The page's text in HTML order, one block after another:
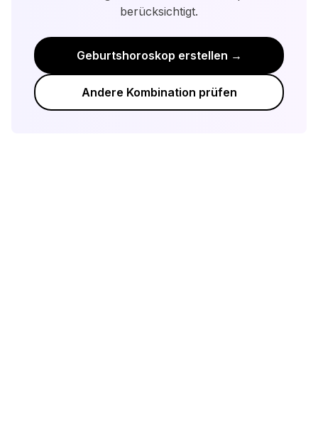
Bereitschaft zu wachsen.
berücksichtigt.
Geburtshoroskop erstellen →
Andere Kombination prüfen